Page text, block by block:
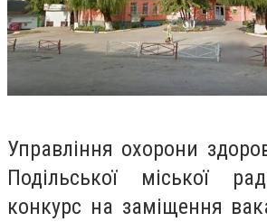
Управління охорони
Подільської міської
конкурс на заміщення